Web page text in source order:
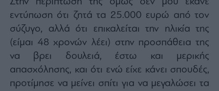
εντύπωση ότι ζητά τα 25.000 ευρώ από τον
σύζυγο, αλλά ότι επικαλείται την ηλικία της
(είμαι 48 χρονών λέει) στην προσπάθεια της
να βρει δουλειά, έστω και μερικής
απασχόλησης, και ότι ενώ είχε κάνει σπουδές,
προτίμησε να μείνει σπίτι για να μεγαλώσει τα